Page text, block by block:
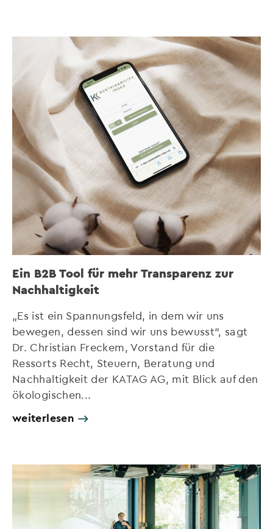
Ein B2B Tool für mehr Transparenz zur
Nachhaltigkeit
„Es ist ein Spannungsfeld, in dem wir uns
bewegen, dessen sind wir uns bewusst“, sagt
Dr. Christian Freckem, Vorstand für die
Ressorts Recht, Steuern, Beratung und
Nachhaltigkeit der KATAG AG, mit Blick auf den
ökologischen...
weiterlesen